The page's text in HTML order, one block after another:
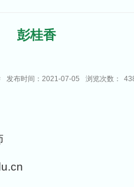
彭桂香
发布时间：2021-07-05 浏览次数：